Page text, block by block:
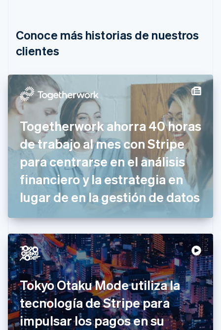
Conoce más historias de nuestros
clientes
Togetherwork ahorra 40 horas
de trabajo al mes con Stripe
para centrarse en el análisis
financiero y la estrategia en
lugar de en la gestión de datos
Tokyo Otaku Mode utiliza la
tecnología de Stripe para
impulsar los pagos en su
Bulgaria
English
Canadá
China continental
简体中文 English
Chipre
English
Croacia
EnglishItaliano
Dinamarca
English
Emiratos Árabes Unidos
English
Eslovaquia
Eslovenia
España
Estados Unidos
EnglishEspañol简体中文
Estonia
English
Finlandia
EnglishSvenska
Francia
FrançaisEnglish
Gibraltar
English